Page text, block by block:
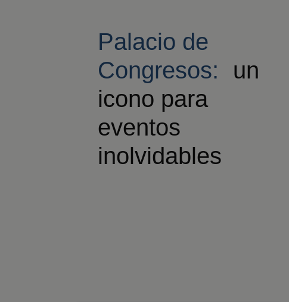
Palacio de
Congresos: un
icono para
eventos
inolvidables